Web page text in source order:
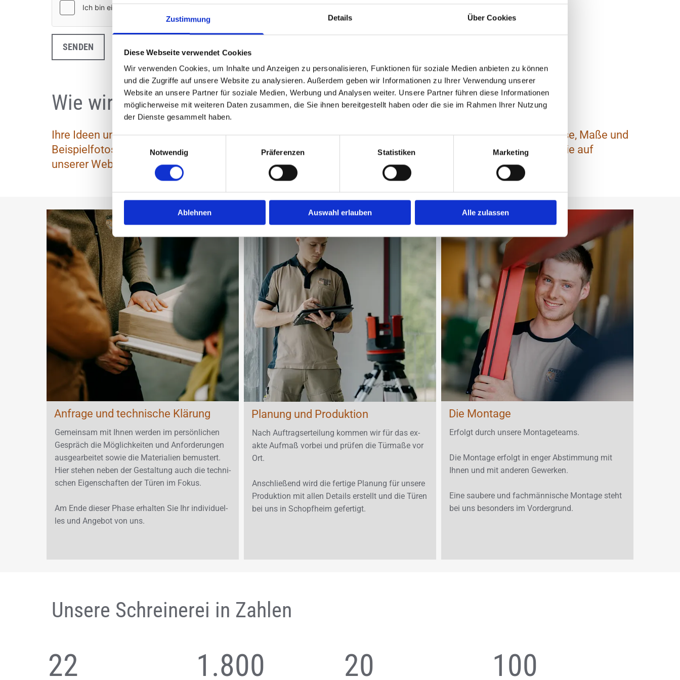
Zustimmung Details Über Cookies
Diese Webseite verwendet Cookies
Wir verwenden Cookies, um Inhalte und Anzeigen zu personalisieren, Funktionen für soziale Medien anbieten zu können
und die Zugriffe auf unsere Website zu analysieren. Außerdem geben wir Informationen zu Ihrer Verwendung unserer
Website an unsere Partner für soziale Medien, Werbung und Analysen weiter. Unsere Partner führen diese Informationen
möglicherweise mit weiteren Daten zusammen, die Sie ihnen bereitgestellt haben oder die sie im Rahmen Ihrer Nutzung
der Dienste gesammelt haben.
Notwendig
Präferenzen Statistiken Marketing
Ablehnen Auswahl erlauben Alle zulassen
Wie wir mit Ihnen arbeiten
Ihre Ideen und Wünsche dienen als Grundlage unseres Entwurfes. Bringen Sie zum Termin gerne Grundrisse, Maße und
Beispielfotos mit oder senden Sie diese mit der Anfrage mit. Möglichkeiten und Gestaltungsideen finden Sie auf
unserer Webseite und in unserer Ausstellung.
Anfrage und technische Klärung
Ge­mein­sam mit Ihnen wer­den im per­sön­li­chen
Ge­spräch die Mög­lich­kei­ten und An­for­de­run­gen
aus­ge­ar­bei­tet sowie die Ma­te­ria­li­en be­mus­tert.
Hier ste­hen neben der Ge­stal­tung auch die tech­ni­
schen Ei­gen­schaf­ten der Türen im Fokus.
Am Ende die­ser Phase er­hal­ten Sie Ihr in­di­vi­du­el­
les und An­ge­bot von uns.
Planung und Produktion
Nach Auf­trags­er­tei­lung kom­men wir für das ex­
ak­te Auf­maß vor­bei und prü­fen die Tür­ma­ße vor
Ort.
An­schlie­ßend wird die fer­ti­ge Pla­nung für un­se­re
Pro­duk­ti­on mit allen De­tails er­stellt und die Türen
bei uns in Schopf­heim ge­fer­tigt.
Die Montage
Er­folgt durch un­se­re Mon­ta­ge­teams.
Die Mon­ta­ge er­folgt in enger Ab­stim­mung mit
Ihnen und mit an­de­ren Ge­wer­ken.
Eine sau­be­re und fach­män­ni­sche Mon­ta­ge steht
bei uns be­son­ders im Vor­der­grund.
Unsere Schreinerei in Zahlen
22 1.800 20 100